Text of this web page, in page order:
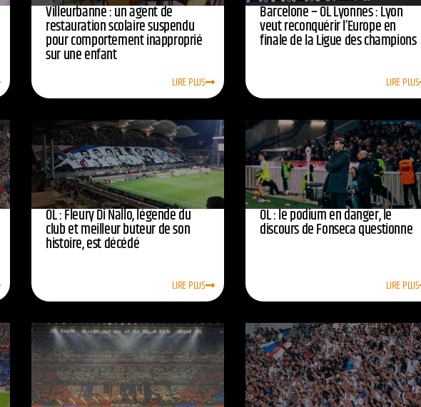
Villeurbanne : un agent de
restauration scolaire suspendu
pour comportement inapproprié
sur une enfant
LIRE PLUS
Barcelone – OL Lyonnes : Lyon
veut reconquérir l’Europe en
finale de la Ligue des champions
LIRE PLUS
OL : Fleury Di Nallo, légende du
club et meilleur buteur de son
histoire, est décédé
LIRE PLUS
OL : le podium en danger, le
discours de Fonseca questionne
LIRE PLUS